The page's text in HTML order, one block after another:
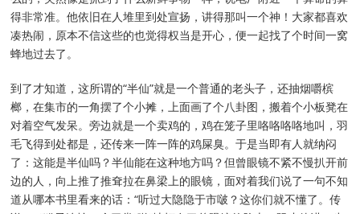
得非常准。他依旧在人堆里到处宣扬，讲得那叫一个神！大家都喜欢
凑热闹，原本不信这些的也觉得权当是开心，便一起找了个时间一窝
蜂地过去了。
到了才知道，这所谓的“半仙”就是一个普通的老头子，还抽烟嚼槟
榔，在集市的一角摆了个小摊，上面画了个八卦图，搬着个小板凳在
对着空气发呆。旁边就是一个卖鸡的，鸡在笼子里咯咯咯咯地叫，羽
毛飞得到处都是，还传来一阵一阵的鸡屎臭。于是当即有人就纳闷
了：这能是半仙吗？半仙能在这种地方吗？但曾眼镜不紧不慢扒开前
边的人，向上推了推耷拉在鼻梁上的眼镜，面对着我们说了一句不知
道从哪本书里看来的话：“听过大隐隐于市啵？这你们就不懂了。传